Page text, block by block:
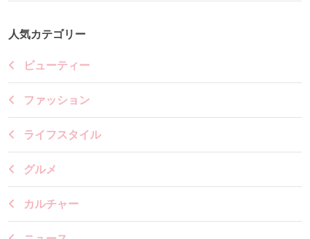
人気カテゴリー
ビューティー
ファッション
ライフスタイル
グルメ
カルチャー